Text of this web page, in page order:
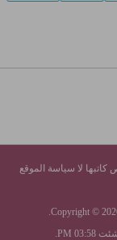
لا سياسة الموقع
Copyright ©